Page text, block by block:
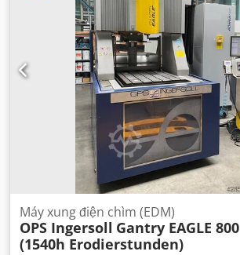
Máy xung điện chìm (EDM)
OPS Ingersoll Gantry EAGLE 800
(1540h Erodierstunden)